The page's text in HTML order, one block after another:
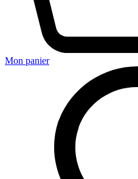
Mon panier